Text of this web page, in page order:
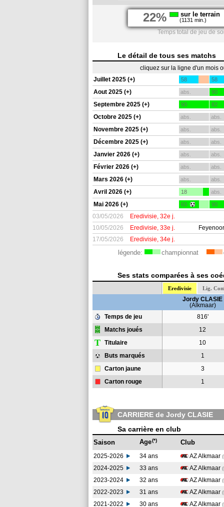
22% sur le terrain
(1131 min.)
Temps total de jeu de
Le détail de tous ses matchs
cliquez sur la ligne d'un mois
Juillet 2025 (+)
58 58
Aout 2025 (+) abs. 90
Septembre 2025 (+) 90 82
Octobre 2025 (+) abs. abs.
Novembre 2025 (+) abs. abs.
Décembre 2025 (+) abs. abs.
Janvier 2026 (+) abs. abs.
Février 2026 (+) abs. abs.
Mars 2026 (+) abs. abs.
Avril 2026 (+) 18 abs.
Mai 2026 (+) 60 90
03/05/2026 Eredivisie, 32e j.
10/05/2026
Eredivisie, 33e j.
17/05/2026
Eredivisie, 34e j.
légende: championnat
Ses stats comparées à ses
Eredivisie Lig.
Jordy CLASIE
(Alkmaar)
Temps de jeu
816'
Matchs joués 12
T Titulaire 10
Buts marqués 1
Carton jaune 3
Carton rouge 1
CARRIERE de Jordy CLASIE
Sa carrière en club
Saison Age(*) Club
2025-2026 34 ans AZ Alkmaar
2024-2025
33 ans AZ Alkmaar
2023-2024
32 ans AZ Alkmaar
2022-2023
31 ans AZ Alkmaar
2021-2022
30 ans AZ Alkmaar